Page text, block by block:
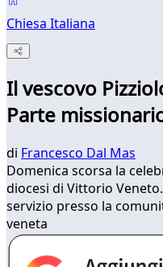
Chiesa Italiana
Il vescovo
Parte
di Francesco Dal Mas
Domenica scorsa la
diocesi di Vittorio
servizio presso la
veneta